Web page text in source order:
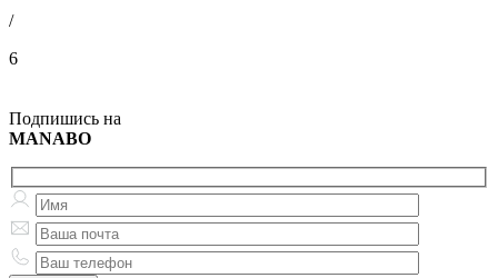
/
6
Подпишись на
MANABO